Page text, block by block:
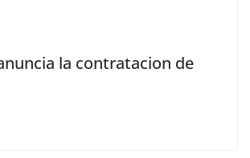
la contratacion de